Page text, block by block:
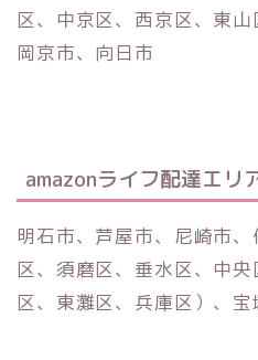
区、中京区、西京区、東
岡京市、向日市
amazonライフ配達エリ
明石市、芦屋市、尼崎市
区、須磨区、垂水区、中
区、東灘区、兵庫区）、